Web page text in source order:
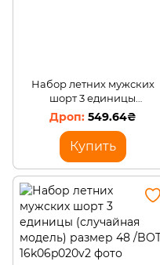
Набор летних мужских
шорт 3 единицы
(случайная модель) размер
549.64₴
Купить